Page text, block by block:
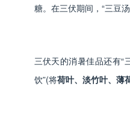
糖。在三伏期间，“三豆
三伏天的消暑佳品还有“
饮”(将荷叶、淡竹叶、薄